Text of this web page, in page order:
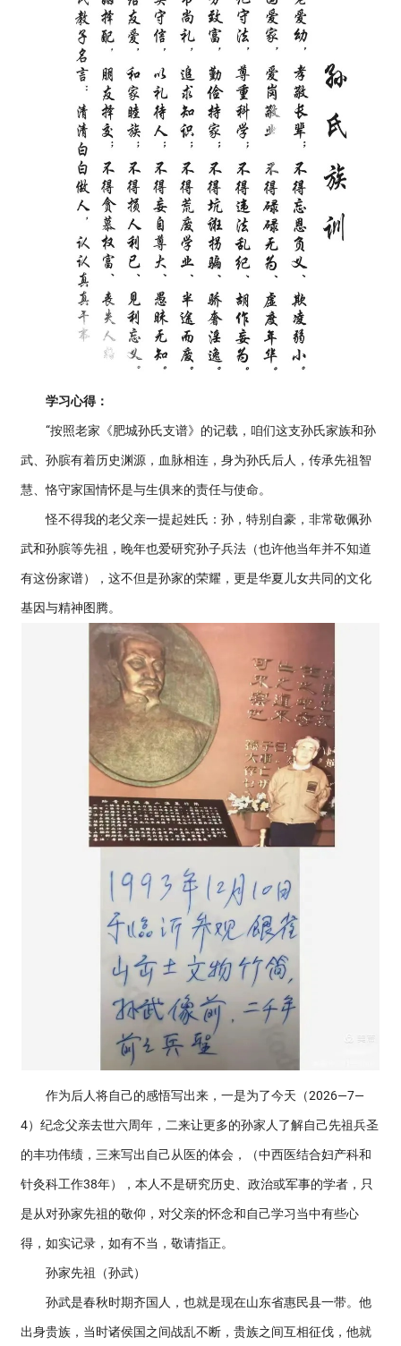
学习心得：
“按照老家《肥城孙氏支谱》的记载，咱们这支孙氏家族和孙
武、孙膑有着历史渊源，血脉相连，身为孙氏后人，传承先祖智
慧、恪守家国情怀是与生俱来的责任与使命。
怪不得我的老父亲一提起姓氏：孙，特别自豪，非常敬佩孙
武和孙膑等先祖，晚年也爱研究孙子兵法（也许他当年并不知道
有这份家谱），这不但是孙家的荣耀，更是华夏儿女共同的文化
基因与精神图腾。
作为后人将自己的感悟写出来，一是为了今天（2026—7—
4）纪念父亲去世六周年，二来让更多的孙家人了解自己先祖兵圣
的丰功伟绩，三来写出自己从医的体会，（中西医结合妇产科和
针灸科工作38年），本人不是研究历史、政治或军事的学者，只
是从对孙家先祖的敬仰，对父亲的怀念和自己学习当中有些心
得，如实记录，如有不当，敬请指正。
孙家先祖（孙武）
孙武是春秋时期齐国人，也就是现在山东省惠民县一带。他
出身贵族，当时诸侯国之间战乱不断，贵族之间互相征伐，他就